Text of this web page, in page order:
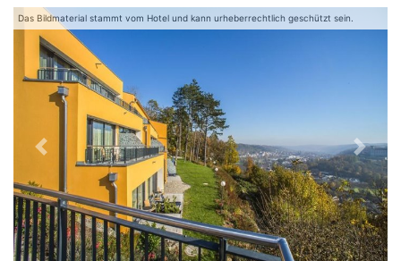
Das Bildmaterial stammt vom Hotel und kann urheberrechtlich geschützt sein.
Zurück